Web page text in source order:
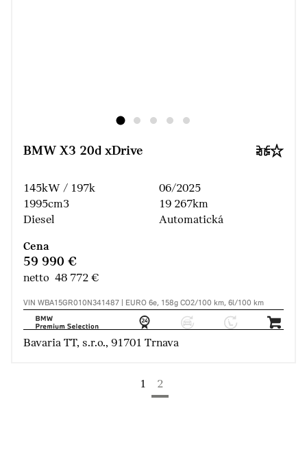
BMW X3 20d xDrive
145kW / 197k
1995cm3
Diesel
06/2025
19 267km
Automatická
Cena
59 990 €
netto 48 772 €
VIN WBA15GR010N341487 | EURO 6e, 158g CO2/100 km, 6l/100 km
Bavaria TT, s.r.o., 91701 Trnava
1
2